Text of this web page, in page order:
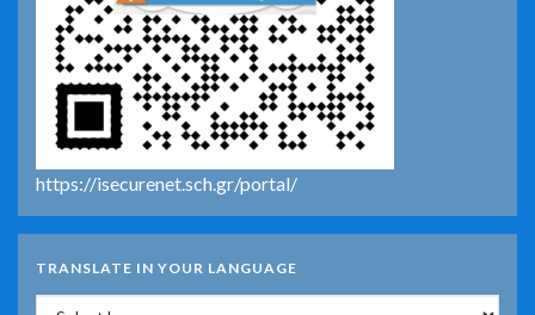
https://isecurenet.sch.gr/portal/
TRANSLATE IN YOUR LANGUAGE